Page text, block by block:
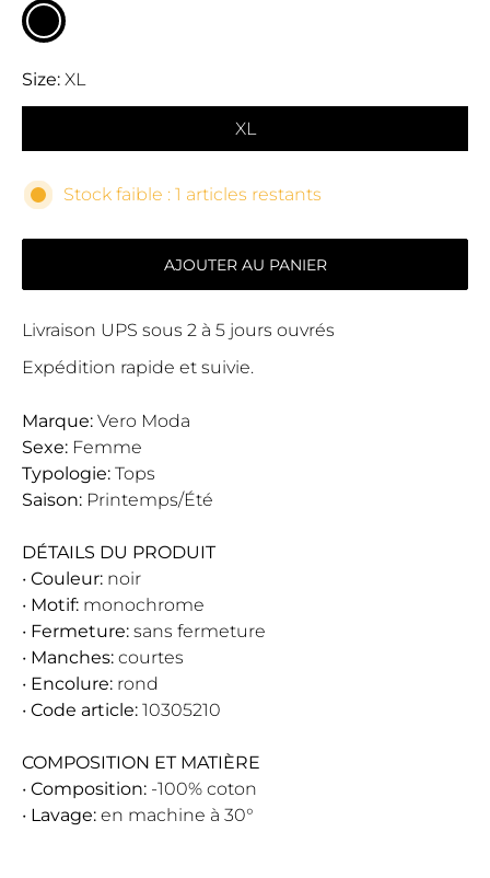
Size XL
XL
Stock faible : 1 articles restants
AJOUTER AU PANIER
Livraison UPS sous 2 à 5 jours ouvrés
Expédition rapide et suivie.
Marque: Vero Moda
Sexe: Femme
Typologie: Tops
Saison: Printemps/Été
DÉTAILS DU PRODUIT
• Couleur: noir
• Motif: monochrome
• Fermeture: sans fermeture
• Manches: courtes
• Encolure: rond
• Code article: 10305210
COMPOSITION ET MATIÈRE
• Composition: -100% coton
• Lavage: en machine à 30°